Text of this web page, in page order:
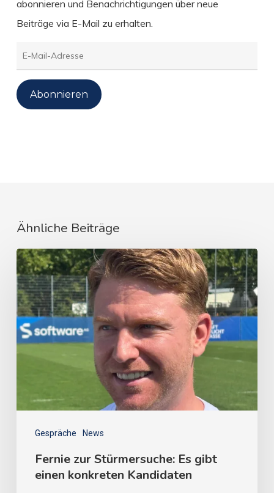
abonnieren und Benachrichtigungen über neue
Beiträge via E-Mail zu erhalten.
E-
Mail-
Adresse
Abonnieren
Ähnliche Beiträge
Gespräche News
Fernie zur Stürmersuche: Es gibt
einen konkreten Kandidaten